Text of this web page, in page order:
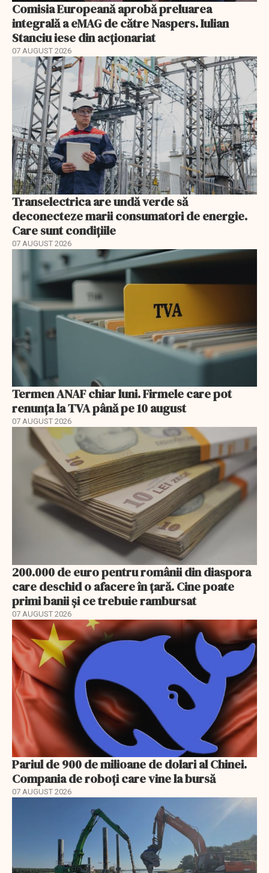
Comisia Europeană aprobă preluarea
integrală a eMAG de către Naspers. Iulian
Stanciu iese din acționariat
07 AUGUST 2026
Transelectrica are undă verde să
deconecteze marii consumatori de energie.
Care sunt condițiile
07 AUGUST 2026
Termen ANAF chiar luni. Firmele care pot
renunța la TVA până pe 10 august
07 AUGUST 2026
200.000 de euro pentru românii din diaspora
care deschid o afacere în țară. Cine poate
primi banii și ce trebuie rambursat
07 AUGUST 2026
Pariul de 900 de milioane de dolari al Chinei.
Compania de roboți care vine la bursă
07 AUGUST 2026